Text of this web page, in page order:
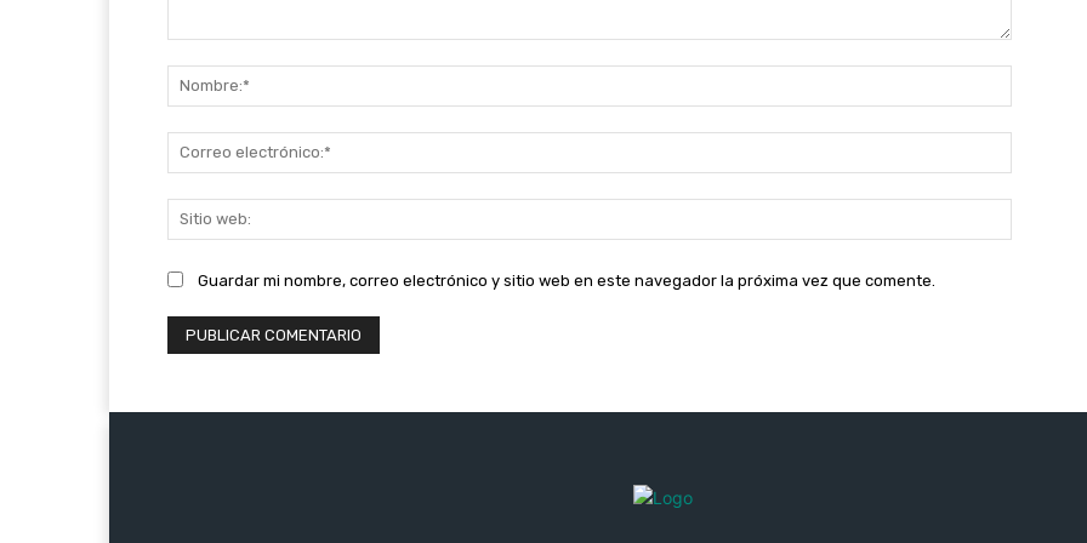
web:
Guardar mi nombre, correo electrónico y sitio web en este navegador la próxima vez que comente.